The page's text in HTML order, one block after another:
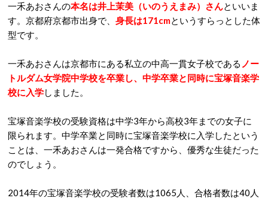
一禾あおさんの本名は井上茉美（いのうえまみ）さんといいま
す。京都府京都市出身で、 身長は171cmというすらっとした体
型です。
一禾あおさんは京都市にある私立の中高一貫女子校である ノー
トルダム女学院中学校を卒業し、中学卒業と同時に宝塚音楽学
校に入学しました。
宝塚音楽学校の受験資格は中学3年から高校3年までの女子に
限られます。中学卒業と同時に宝塚音楽学校に入学したという
ことは、一禾あおさんは一発合格ですから、優秀な生徒だった
のでしょう。
2014年の宝塚音楽学校の受験者数は1065人、合格者数は40人